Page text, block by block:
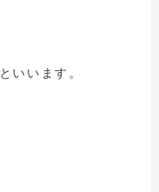
といいます。